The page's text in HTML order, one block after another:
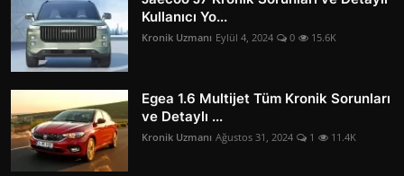
Kullanıcı Yo...
Kronik Uzmanı Eylül 4, 2024 0 15.6K
Egea 1.6 Multijet Tüm Kronik Sorunları
ve Detaylı ...
Kronik Uzmanı Ağustos 31, 2024 1 11.4K